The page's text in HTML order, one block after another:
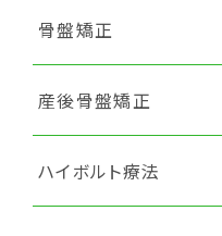
骨盤矯正
産後骨盤矯正
ハイボルト療法